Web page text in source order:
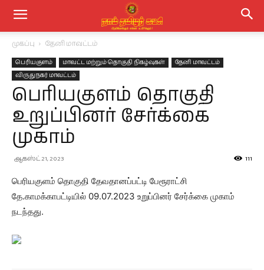
முகப்பு தேனி மாவட்டம்
பெரியகுளம் மாவட்ட மற்றும் தொகுதி நிகழ்வுகள்
தேனி மாவட்டம்
விருதுநகர் மாவட்டம்
பெரியகுளம் தொகுதி
உறுப்பினர் சேர்க்கை
முகாம்
ஆகஸ்ட் 21, 2023 111
பெரியகுளம் தொகுதி தேவதானப்பட்டி பேரூராட்சி
தே.காமக்காபட்டியில் 09.07.2023 உறுப்பினர் சேர்க்கை முகாம்
நடந்தது.